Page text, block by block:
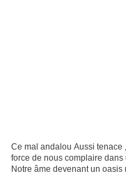
Ce mal andalou Aussi tenace
force de nous complaire
Notre âme devenant un